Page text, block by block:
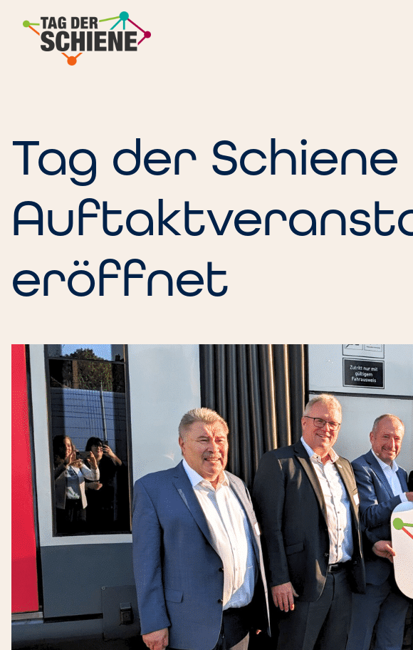
Inhalt
Tag der
eröffnet